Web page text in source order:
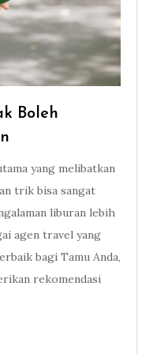
Boleh
yang melibatkan
trik bisa sangat
liburan lebih
agen travel yang
bagi Tamu Anda,
rekomendasi